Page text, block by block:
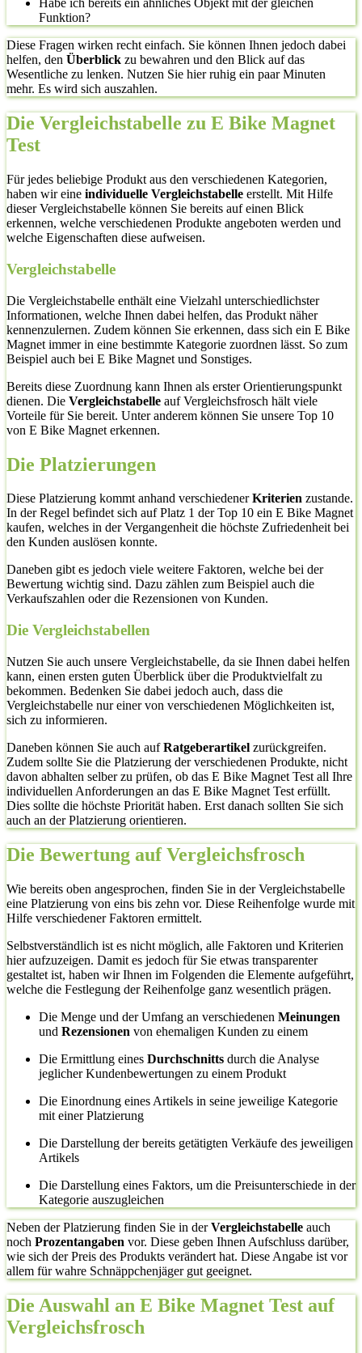
Habe ich bereits ein ähnliches Objekt mit der gleichen
Funktion?
Diese Fragen wirken recht einfach. Sie können Ihnen jedoch dabei
helfen, den Überblick zu bewahren und den Blick auf das
Wesentliche zu lenken. Nutzen Sie hier ruhig ein paar Minuten
mehr. Es wird sich auszahlen.
Die Vergleichstabelle zu E Bike Magnet
Test
Für jedes beliebige Produkt aus den verschiedenen Kategorien,
haben wir eine individuelle Vergleichstabelle erstellt. Mit Hilfe
dieser Vergleichstabelle können Sie bereits auf einen Blick
erkennen, welche verschiedenen Produkte angeboten werden und
welche Eigenschaften diese aufweisen.
Vergleichstabelle
Die Vergleichstabelle enthält eine Vielzahl unterschiedlichster
Informationen, welche Ihnen dabei helfen, das Produkt näher
kennenzulernen. Zudem können Sie erkennen, dass sich ein E Bike
Magnet immer in eine bestimmte Kategorie zuordnen lässt. So zum
Beispiel auch bei E Bike Magnet und Sonstiges.
Bereits diese Zuordnung kann Ihnen als erster Orientierungspunkt
dienen. Die Vergleichstabelle auf Vergleichsfrosch hält viele
Vorteile für Sie bereit. Unter anderem können Sie unsere Top 10
von E Bike Magnet erkennen.
Die Platzierungen
Diese Platzierung kommt anhand verschiedenerKriterien zustande.
In der Regel befindet sich auf Platz 1 der Top 10 ein E Bike Magnet
kaufen, welches in der Vergangenheit die höchste Zufriedenheit bei
den Kunden auslösen konnte.
Daneben gibt es jedoch viele weitere Faktoren, welche bei der
Bewertung wichtig sind. Dazu zählen zum Beispiel auch die
Verkaufszahlen oder die Rezensionen von Kunden.
Die Vergleichstabellen
Nutzen Sie auch unsere Vergleichstabelle, da sie Ihnen dabei helfen
kann, einen ersten guten Überblick über die Produktvielfalt zu
bekommen. Bedenken Sie dabei jedoch auch, dass die
Vergleichstabelle nur einer von verschiedenen Möglichkeiten ist,
sich zu informieren.
Daneben können Sie auch aufRatgeberartikel zurückgreifen.
Zudem sollte Sie die Platzierung der verschiedenen Produkte, nicht
davon abhalten selber zu prüfen, ob das E Bike Magnet Test all Ihre
individuellen Anforderungen an das E Bike Magnet Test erfüllt.
Dies sollte die höchste Priorität haben. Erst danach sollten Sie sich
auch an der Platzierung orientieren.
Die Bewertung auf Vergleichsfrosch
Wie bereits oben angesprochen, finden Sie in der Vergleichstabelle
eine Platzierung von eins bis zehn vor. Diese Reihenfolge wurde mit
Hilfe verschiedener Faktoren ermittelt.
Selbstverständlich ist es nicht möglich, alle Faktoren und Kriterien
hier aufzuzeigen. Damit es jedoch für Sie etwas transparenter
gestaltet ist, haben wir Ihnen im Folgenden die Elemente aufgeführt,
welche die Festlegung der Reihenfolge ganz wesentlich prägen.
Die Menge und der Umfang an verschiedenen Meinungen
und Rezensionen von ehemaligen Kunden zu einem
Die Ermittlung eines Durchschnitts durch die Analyse
jeglicher Kundenbewertungen zu einem Produkt
Die Einordnung eines Artikels in seine jeweilige Kategorie
mit einer Platzierung
Die Darstellung der bereits getätigten Verkäufe des jeweiligen
Artikels
Die Darstellung eines Faktors, um die Preisunterschiede in der
Kategorie auszugleichen
Neben der Platzierung finden Sie in derVergleichstabelle auch
noch Prozentangaben vor. Diese geben Ihnen Aufschluss darüber,
wie sich der Preis des Produkts verändert hat. Diese Angabe ist vor
allem für wahre Schnäppchenjäger gut geeignet.
Die Auswahl an E Bike Magnet Test auf
Vergleichsfrosch